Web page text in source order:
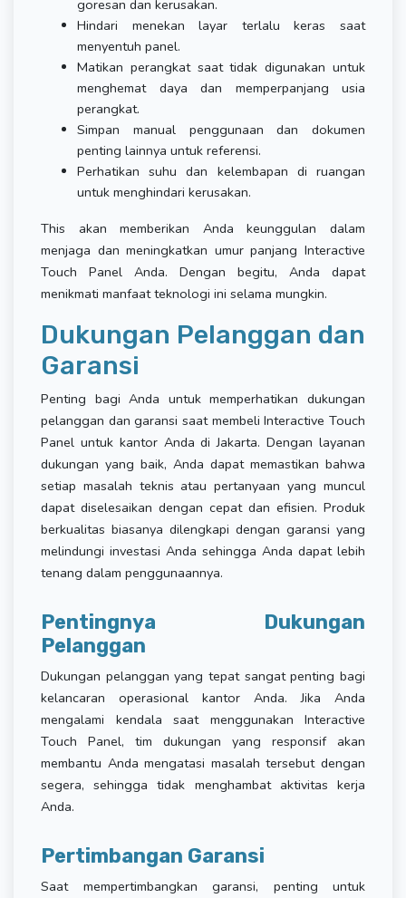
goresan dan kerusakan.
Hindari menekan layar terlalu keras saat
menyentuh panel.
Matikan perangkat saat tidak digunakan untuk
menghemat daya dan memperpanjang usia
perangkat.
Simpan manual penggunaan dan dokumen
penting lainnya untuk referensi.
Perhatikan suhu dan kelembapan di ruangan
untuk menghindari kerusakan.
This akan memberikan Anda keunggulan dalam
menjaga dan meningkatkan umur panjang Interactive
Touch Panel Anda. Dengan begitu, Anda dapat
menikmati manfaat teknologi ini selama mungkin.
Dukungan Pelanggan dan
Garansi
Penting bagi Anda untuk memperhatikan dukungan
pelanggan dan garansi saat membeli Interactive Touch
Panel untuk kantor Anda di Jakarta. Dengan layanan
dukungan yang baik, Anda dapat memastikan bahwa
setiap masalah teknis atau pertanyaan yang muncul
dapat diselesaikan dengan cepat dan efisien. Produk
berkualitas biasanya dilengkapi dengan garansi yang
melindungi investasi Anda sehingga Anda dapat lebih
tenang dalam penggunaannya.
Pentingnya Dukungan
Pelanggan
Dukungan pelanggan yang tepat sangat penting bagi
kelancaran operasional kantor Anda. Jika Anda
mengalami kendala saat menggunakan Interactive
Touch Panel, tim dukungan yang responsif akan
membantu Anda mengatasi masalah tersebut dengan
segera, sehingga tidak menghambat aktivitas kerja
Anda.
Pertimbangan Garansi
Saat mempertimbangkan garansi, penting untuk